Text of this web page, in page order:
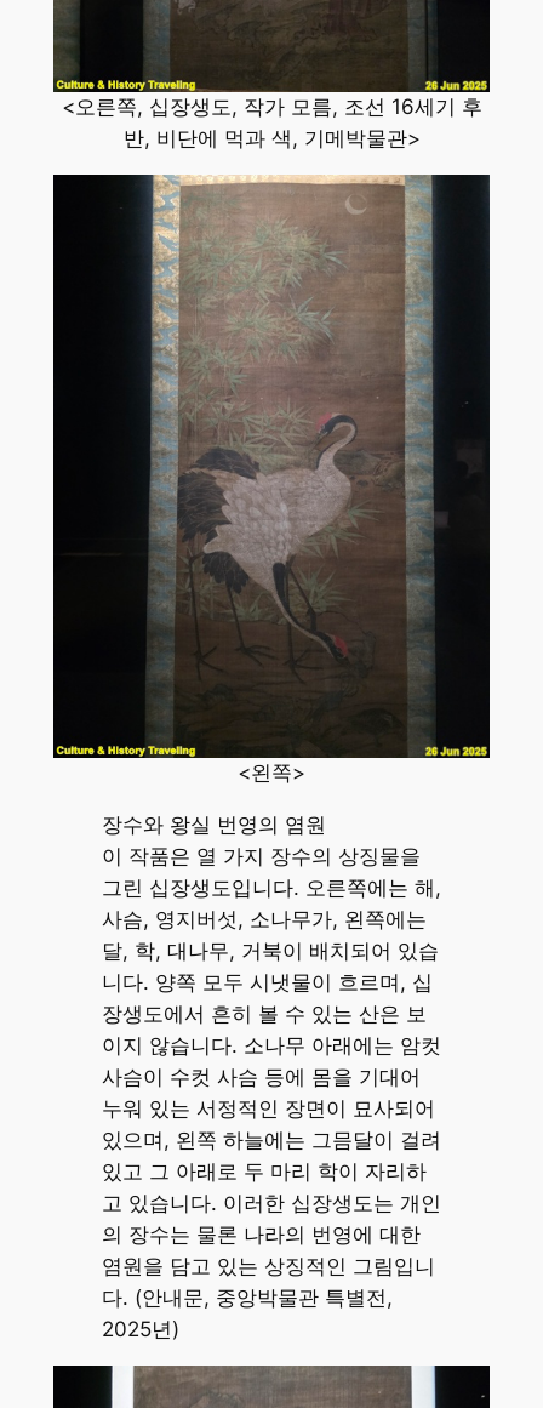
<오른쪽, 십장생도, 작가 모름, 조선 16세기 후
반, 비단에 먹과 색, 기메박물관>
<왼쪽>
장수와 왕실 번영의 염원
이 작품은 열 가지 장수의 상징물을
그린 십장생도입니다. 오른쪽에는 해,
사슴, 영지버섯, 소나무가, 왼쪽에는
달, 학, 대나무, 거북이 배치되어 있습
니다. 양쪽 모두 시냇물이 흐르며, 십
장생도에서 흔히 볼 수 있는 산은 보
이지 않습니다. 소나무 아래에는 암컷
사슴이 수컷 사슴 등에 몸을 기대어
누워 있는 서정적인 장면이 묘사되어
있으며, 왼쪽 하늘에는 그믐달이 걸려
있고 그 아래로 두 마리 학이 자리하
고 있습니다. 이러한 십장생도는 개인
의 장수는 물론 나라의 번영에 대한
염원을 담고 있는 상징적인 그림입니
다. (안내문, 중앙박물관 특별전,
2025년)